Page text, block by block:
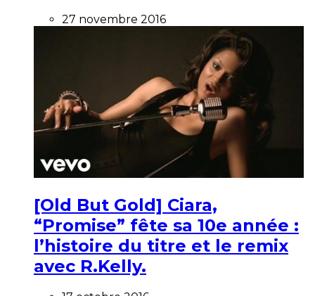
27 novembre 2016
[Old But Gold] Ciara,
“Promise” fête sa 10e année :
l’histoire du titre et le remix
avec R.Kelly.